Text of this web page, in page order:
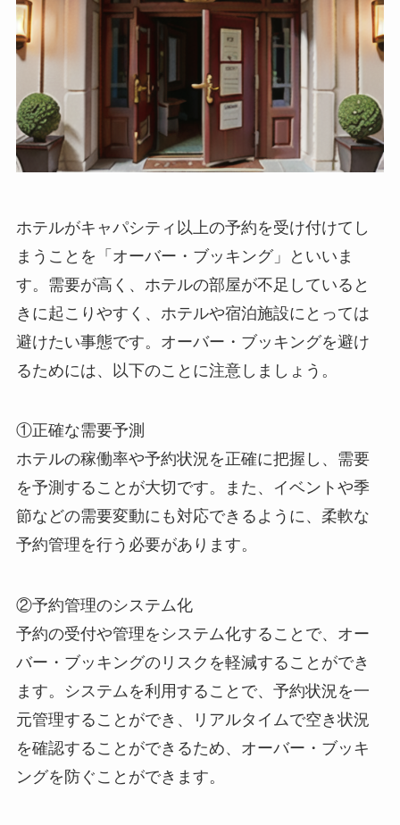
ホテルがキャパシティ以上の予約を受け付けてし
まうこと を「オーバー・ブッキング」といいま
す。需要が高く、ホテルの部屋が不足していると
きに起こりやすく、ホテルや宿泊施設にとっては
避けたい事態です。オーバー・ブッキングを避け
るためには、以下のことに注意しましょう。
①正確な需要予測
ホテルの稼働率や予約状況を正確に把握し、需要
を予測する ことが大切です。また、イベントや季
節などの需要変動にも対応できるように、柔軟な
予約管理を行う必要があります。
②予約管理のシステム化
予約の受付や管理をシステム化することで、オー
バー・ブッキングのリスクを軽減することができ
ます。システムを利用することで、予約状況を一
元管理することができ、リアルタイムで空き状況
を確認することができるため、オーバー・ブッキ
ングを防ぐことができます。